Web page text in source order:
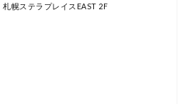
幌ステラプレイスEAST 2F